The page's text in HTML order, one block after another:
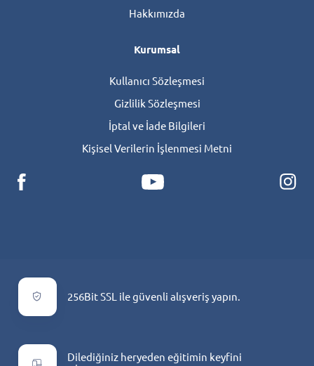
Hakkımızda
Kurumsal
Kullanıcı Sözleşmesi
Gizlilik Sözleşmesi
İptal ve İade Bilgileri
Kişisel Verilerin İşlenmesi Metni
256Bit SSL ile güvenli alışveriş yapın.
Dilediğiniz heryeden eğitimin keyfini